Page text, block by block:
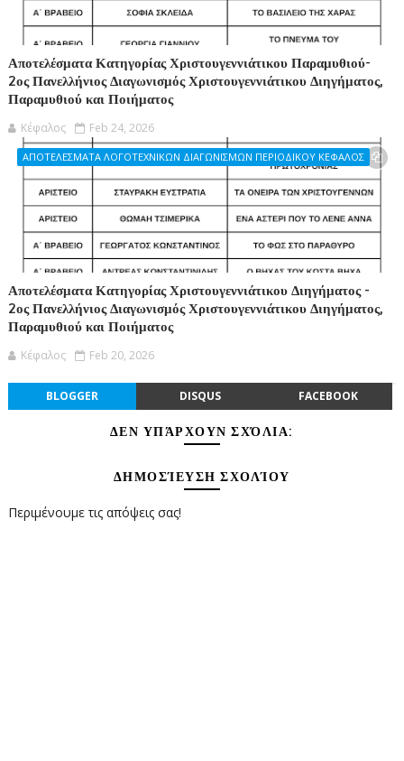
Αποτελέσματα Κατηγορίας Χριστουγεννιάτικου Παραμυθιού-
2ος Πανελλήνιος Διαγωνισμός Χριστουγεννιάτικου Διηγήματος,
Παραμυθιού και Ποιήματος
Κέφαλος Feb 24, 2026
ΑΠΟΤΕΛΕΣΜΑΤΑ ΛΟΓΟΤΕΧΝΙΚΩΝ ΔΙΑΓΩΝΙΣΜΩΝ ΠΕΡΙΟΔΙΚΟΥ ΚΕΦΑΛΟΣ
Αποτελέσματα Κατηγορίας Χριστουγεννιάτικου Διηγήματος -
2ος Πανελλήνιος Διαγωνισμός Χριστουγεννιάτικου Διηγήματος,
Παραμυθιού και Ποιήματος
Κέφαλος Feb 20, 2026
BLOGGER DISQUS FACEBOOK
ΔΕΝ ΥΠΆΡΧΟΥΝ ΣΧΌΛΙΑ:
ΔΗΜΟΣΊΕΥΣΗ ΣΧΟΛΊΟΥ
Περιμένουμε τις απόψεις σας!